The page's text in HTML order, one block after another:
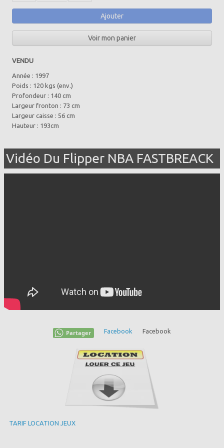
Ajouter
Voir mon panier
VENDU
Année : 1997
Poids : 120 kgs (env.)
Profondeur : 140 cm
Largeur fronton : 73 cm
Largeur caisse : 56 cm
Hauteur : 193cm
Vidéo Du Flipper NBA FASTBREACK
Partager Facebook Facebook
TARIF LOCATION JEUX